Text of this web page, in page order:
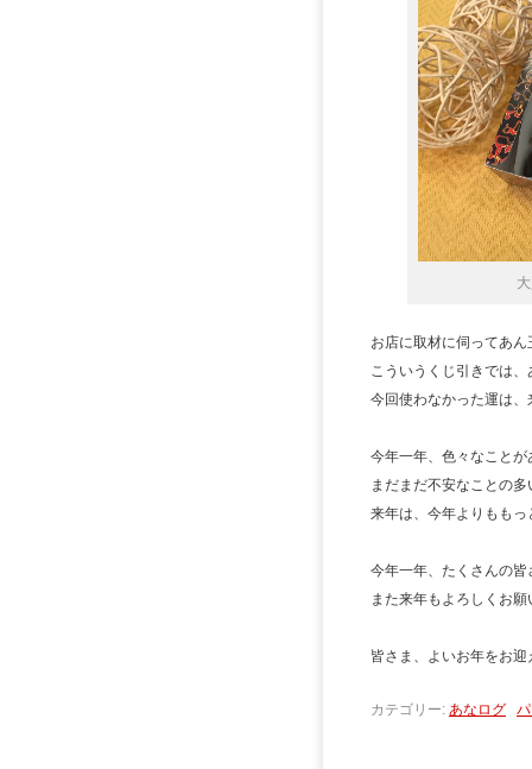
お店に取材に伺ってあ
こういうくじ引きでは
今回使わなかった運は
今年一年、色々なことが
まだまだ不安なことの多
来年は、今年よりももっ
今年一年、たくさんの皆
また来年もよろしくお願
皆さま、よいお年をお
カテゴリー: あなログ